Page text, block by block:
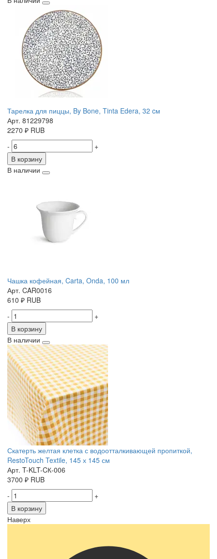
Тарелка для пиццы, By Bone, Tinta Edera, 32 cм
Арт. 81229798
2270 ₽ RUB
-
+
В корзину
В наличии
Чашка кофейная, Carta, Onda, 100 мл
Арт. CAR0016
610 ₽ RUB
-
+
В корзину
В наличии
Скатерть желтая клетка с водоотталкивающей пропиткой,
RestoTouch Textile, 145 х 145 см
Арт. T-KLT-CК-006
3700 ₽ RUB
-
+
В корзину
Наверх